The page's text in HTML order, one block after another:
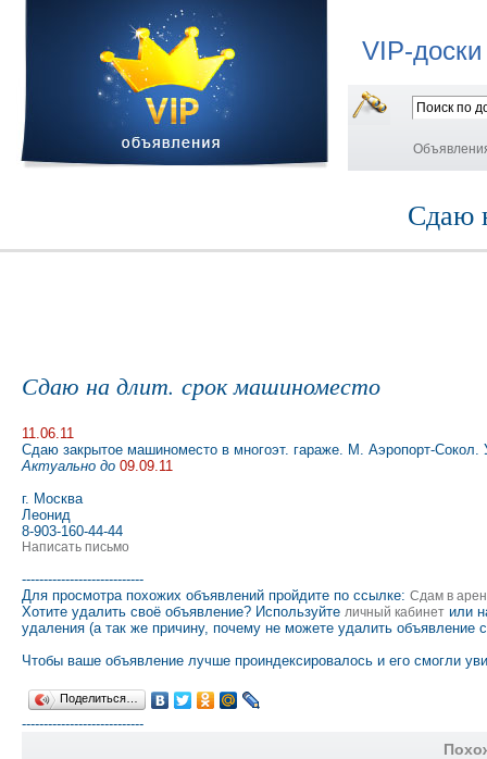
VIP-
Сдаю
Сдаю на длит. срок машиноместо
11.06.11
Сдаю закрытое машиноместо в многоэт. гараже. М. Аэропорт-
Актуально до 09.09.11
г. Москва
Леонид
8-903-160-44-44
Написать письмо
----------------------------
Для просмотра похожих объявлений пройдите по ссылке: Сдам в
Хотите удалить своё объявление? Используйте личный кабинет или
удаления (а так же причину, почему не можете удалить объявление
Чтобы ваше объявление лучше проиндексировалось и его смогли
Поделиться…
----------------------------